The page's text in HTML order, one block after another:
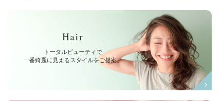
Hair
トータルビューティで
一番綺麗に見えるスタイルをご提案。